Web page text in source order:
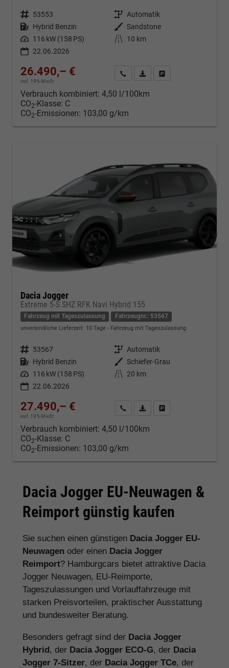
Fahrzeugnr. 53553 Getriebe Automatik
Kraftstoff Hybrid Benzin Außenfarbe Sandstone
Leistung 116 kW (158 PS) Kilometerstand
10 km
22.06.2026
26.490,– €
incl. 19% MwSt.
Kontakt & Angebot anfordern
PDF-Datei, Fahrzeugexposé
Verbrauch kombiniert: 4,50 l/100km
CO2-Klasse: C
CO2-Emissionen: 103,00 g/km
Dacia Jogger
Extreme 5-S SHZ RFK Navi Hybrid 155
Fahrzeug mit Tageszulassung Fahrzeugnr.: 53567
unverbindliche Lieferzeit: 10 Tage Fahrzeug mit Tageszulassung
Fahrzeugnr. 53567 Getriebe Automatik
Kraftstoff Hybrid Benzin Außenfarbe Schiefer-Grau
Leistung 116 kW (158 PS) Kilometerstand
20 km
22.06.2026
27.490,– €
incl. 19% MwSt.
Kontakt & Angebot anfordern
PDF-Datei, Fahrzeugexposé
Verbrauch kombiniert: 4,50 l/100km
CO2-Klasse: C
CO2-Emissionen: 103,00 g/km
Dacia Jogger EU-Neuwagen &
Reimport günstig kaufen
Sie suchen einen günstigen Dacia Jogger EU-
Neuwagen oder einen Dacia Jogger
Reimport? Hamburgcars bietet attraktive Dacia
Jogger Neuwagen, EU-Reimporte,
Tageszulassungen und Vorlauffahrzeuge mit
starken Preisvorteilen, praktischer Ausstattung
und bundesweiter Beratung.
Besonders gefragt sind der Dacia Jogger
Hybrid, der Dacia Jogger ECO-G, der Dacia
Jogger 7-Sitzer, der Dacia Jogger TCe, der